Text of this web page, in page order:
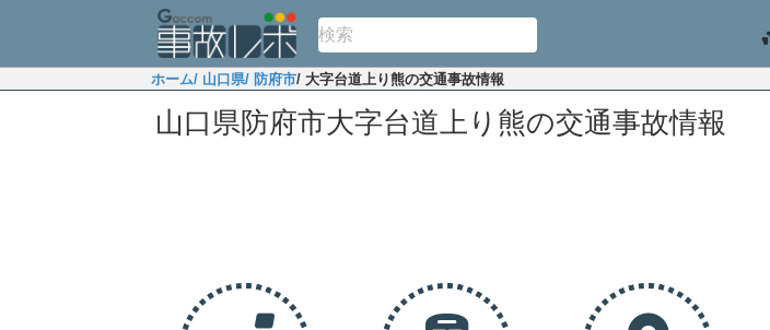
ホーム/ 山口県/ 防府市/ 大字台道上り熊の交通事故情報
山口県防府市大字台道上り熊の交通事故情報